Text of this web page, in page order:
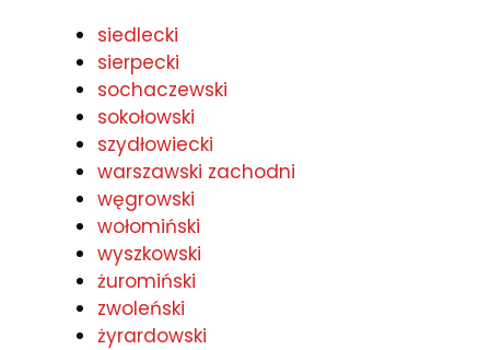
siedlecki
sierpecki
sochaczewski
sokołowski
szydłowiecki
warszawski zachodni
węgrowski
wołomiński
wyszkowski
żuromiński
zwoleński
żyrardowski